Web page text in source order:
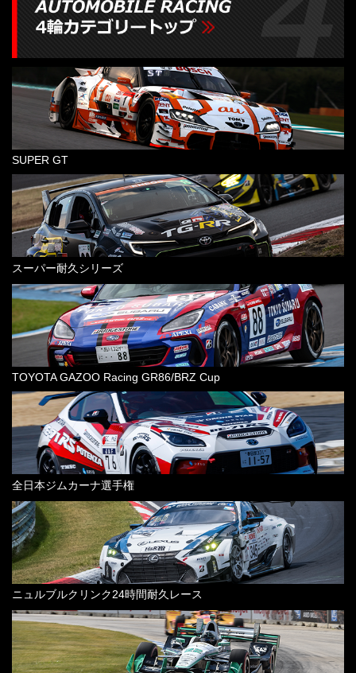
SUPER GT
スーパー耐久シリーズ
TOYOTA GAZOO Racing GR86/BRZ Cup
全日本ジムカーナ選手権
ニュルブルクリンク24時間耐久レース